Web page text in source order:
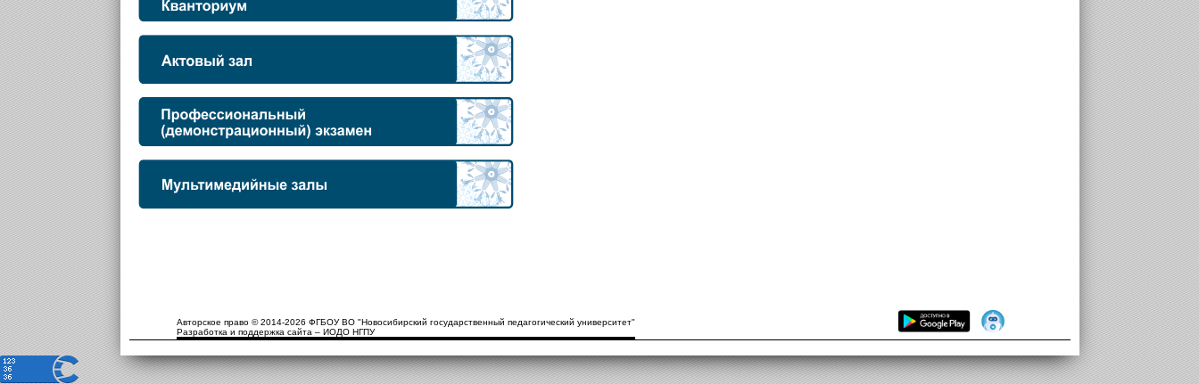
Авторское право © 2014-2026 ФГБОУ ВО "Новосибирский государственный педагогический университет"
Разработка и поддержка сайта – ИОДО НГПУ